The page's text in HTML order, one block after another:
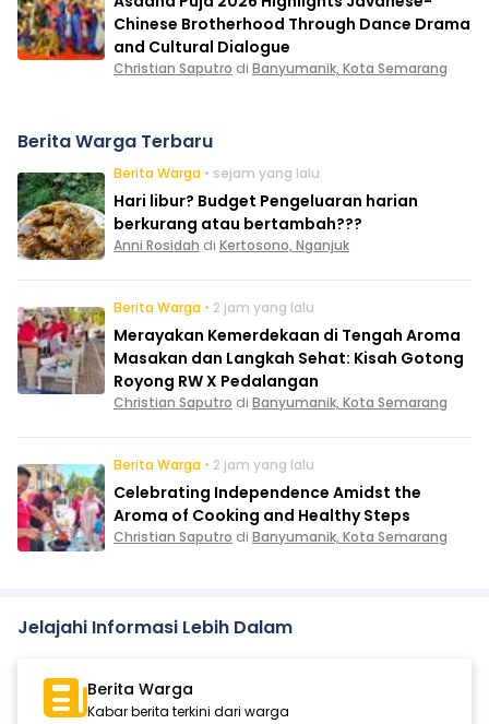
Chinese Brotherhood Through Dance Drama
and Cultural Dialogue
Christian Saputro di Banyumanik, Kota Semarang
Berita Warga Terbaru
Berita Warga • sejam yang lalu
Hari libur? Budget Pengeluaran harian
berkurang atau bertambah???
Anni Rosidah di Kertosono, Nganjuk
Berita Warga • 2 jam yang lalu
Merayakan Kemerdekaan di Tengah Aroma
Masakan dan Langkah Sehat: Kisah Gotong
Royong RW X Pedalangan
Christian Saputro di Banyumanik, Kota Semarang
Berita Warga • 2 jam yang lalu
Celebrating Independence Amidst the
Aroma of Cooking and Healthy Steps
Christian Saputro di Banyumanik, Kota Semarang
Jelajahi Informasi Lebih Dalam
Berita Warga
Kabar berita terkini dari warga